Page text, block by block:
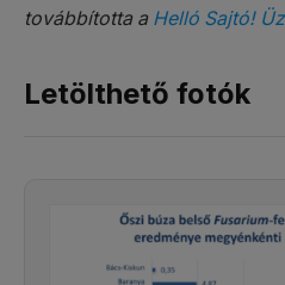
továbbította a Helló Sajtó!
Letölthető fotók